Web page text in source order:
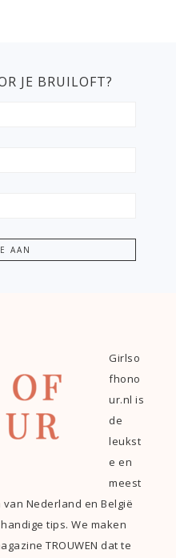
JE BRUILOFT?
Girlso
fhono
ur.nl is
de
leukst
e en
meest
Nederland en België
tips. We maken
TROUWEN dat te